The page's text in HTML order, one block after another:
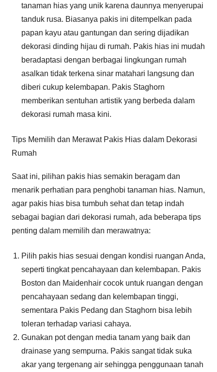
tanaman hias yang unik karena daunnya menyerupai
tanduk rusa. Biasanya pakis ini ditempelkan pada
papan kayu atau gantungan dan sering dijadikan
dekorasi dinding hijau di rumah. Pakis hias ini mudah
beradaptasi dengan berbagai lingkungan rumah
asalkan tidak terkena sinar matahari langsung dan
diberi cukup kelembapan. Pakis Staghorn
memberikan sentuhan artistik yang berbeda dalam
dekorasi rumah masa kini.
Tips Memilih dan Merawat Pakis Hias dalam Dekorasi
Rumah
Saat ini, pilihan pakis hias semakin beragam dan
menarik perhatian para penghobi tanaman hias. Namun,
agar pakis hias bisa tumbuh sehat dan tetap indah
sebagai bagian dari dekorasi rumah, ada beberapa tips
penting dalam memilih dan merawatnya:
Pilih pakis hias sesuai dengan kondisi ruangan Anda,
seperti tingkat pencahayaan dan kelembapan. Pakis
Boston dan Maidenhair cocok untuk ruangan dengan
pencahayaan sedang dan kelembapan tinggi,
sementara Pakis Pedang dan Staghorn bisa lebih
toleran terhadap variasi cahaya.
Gunakan pot dengan media tanam yang baik dan
drainase yang sempurna. Pakis sangat tidak suka
akar yang tergenang air sehingga penggunaan tanah